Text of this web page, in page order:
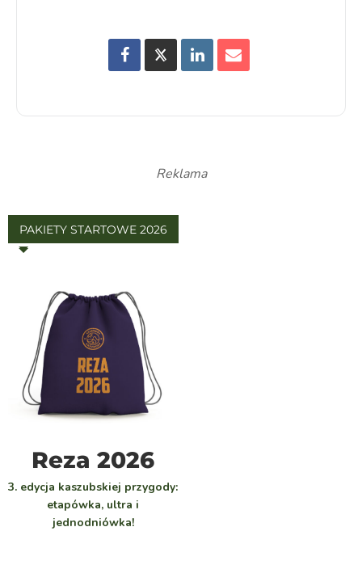
Reklama
PAKIETY STARTOWE 2026
WYBIERZ
Reza 2026
3. edycja kaszubskiej przygody:
etapówka, ultra i
jednodniówka!